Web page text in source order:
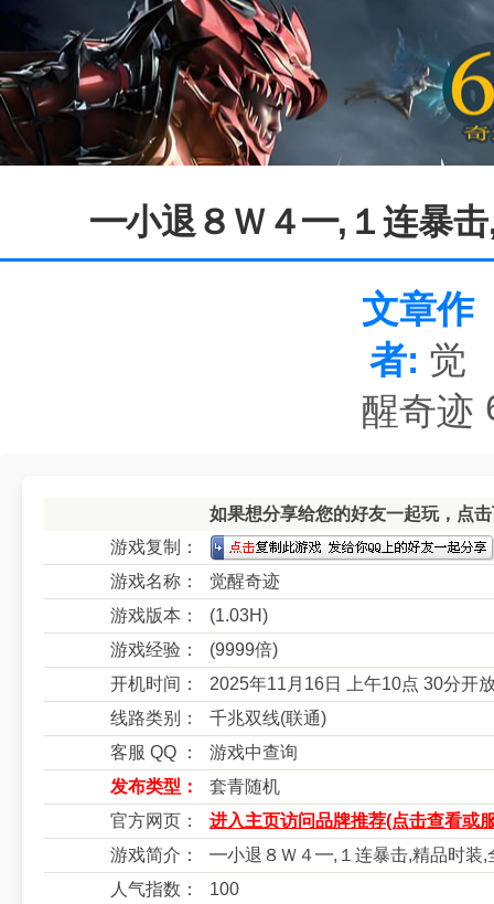
━小退８Ｗ４━,１连暴击
文章作
者: 觉
醒奇迹
如果想分享给您的好友一起玩，点
游戏复制：
游戏名称：
觉醒奇迹
游戏版本：
(1.03H)
游戏经验：
(9999倍)
开机时间：
2025年11月16日 上午10点 30分开
线路类别：
千兆双线(联通)
客服 QQ ：
游戏中查询
发布类型：
套青随机
官方网页：
进入主页访问品牌推荐(点击查看或
游戏简介：
━小退８Ｗ４━,１连暴击,精品时装,
人气指数：
100